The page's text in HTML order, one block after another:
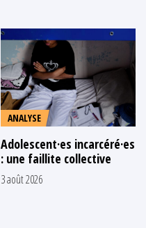
ANALYSE
Adolescent·es incarcéré·es
: une faillite collective
3 août 2026